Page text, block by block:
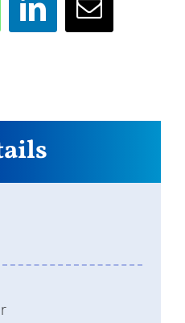
LinkedIn
E-